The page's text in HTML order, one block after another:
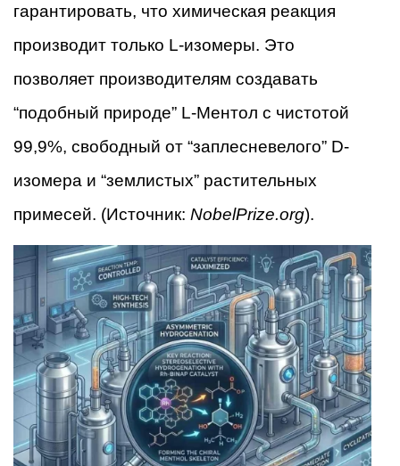
гарантировать, что химическая реакция
производит только L-изомеры. Это
позволяет производителям создавать
“подобный природе” L-Ментол с чистотой
99,9%, свободный от “заплесневелого” D-
изомера и “землистых” растительных
примесей. (Источник: NobelPrize.org).